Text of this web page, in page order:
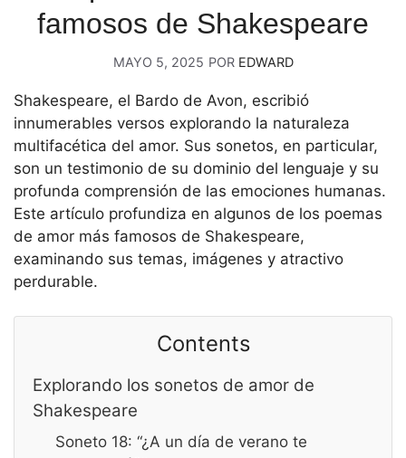
famosos de Shakespeare
MAYO 5, 2025 POR EDWARD
Shakespeare, el Bardo de Avon, escribió
innumerables versos explorando la naturaleza
multifacética del amor. Sus sonetos, en particular,
son un testimonio de su dominio del lenguaje y su
profunda comprensión de las emociones humanas.
Este artículo profundiza en algunos de los poemas
de amor más famosos de Shakespeare,
examinando sus temas, imágenes y atractivo
perdurable.
Contents
Explorando los sonetos de amor de
Shakespeare
Soneto 18: “¿A un día de verano te